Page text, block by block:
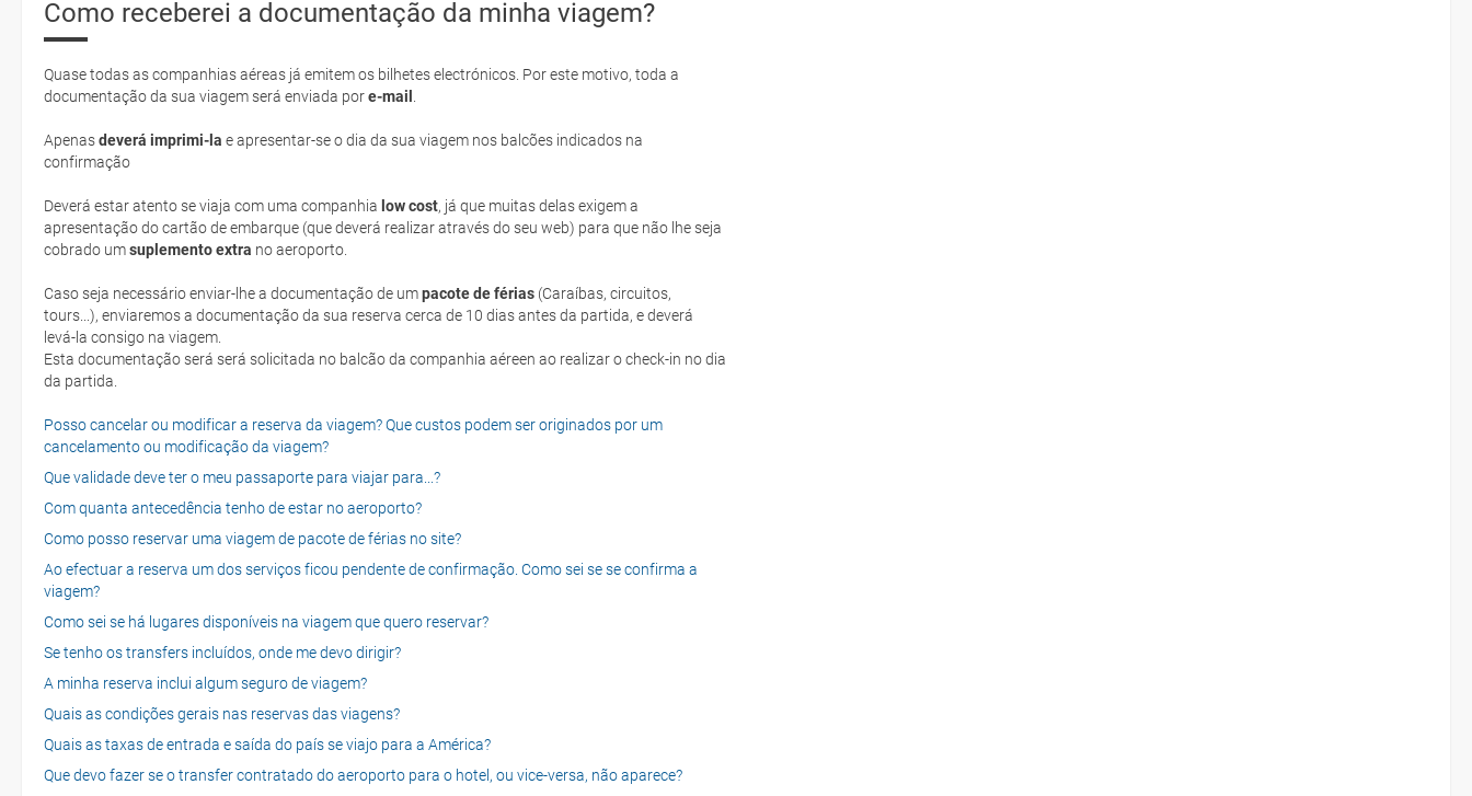
Como receberei a documentação da minha viagem?
Quase todas as companhias aéreas já emitem os bilhetes electrónicos. Por este motivo, toda a
documentação da sua viagem será enviada pore-mail
Apenasdeverá imprimi-la e apresentar-se o dia da sua viagem nos balcões indicados na
confirmação
Deverá estar atento se viaja com uma companhia low cost, já que muitas delas exigem a
apresentação do cartão de embarque (que deverá realizar através do seu web) para que não lhe seja
cobrado umsuplemento extra no aeroporto.
Caso seja necessário enviar-lhe a documentação de umpacote de férias (Caraíbas, circuitos,
tours...), enviaremos a documentação da sua reserva cerca de 10 dias antes da partida, e deverá
levá-la consigo na viagem.
Esta documentação será será solicitada no balcão da companhia aéreen ao realizar o check-in no dia
da partida.
Posso cancelar ou modificar a reserva da viagem? Que custos podem ser originados por um
cancelamento ou modificação da viagem?
Que validade deve ter o meu passaporte para viajar para...?
Com quanta antecedência tenho de estar no aeroporto?
Como posso reservar uma viagem de pacote de férias no site?
Ao efectuar a reserva um dos serviços ficou pendente de confirmação. Como sei se se confirma a
viagem?
Como sei se há lugares disponíveis na viagem que quero reservar?
Se tenho os transfers incluídos, onde me devo dirigir?
A minha reserva inclui algum seguro de viagem?
Quais as condições gerais nas reservas das viagens?
Quais as taxas de entrada e saída do país se viajo para a América?
Que devo fazer se o transfer contratado do aeroporto para o hotel, ou vice-versa, não aparece?